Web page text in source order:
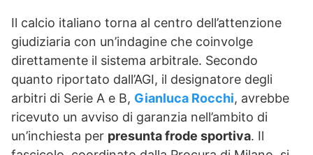
Il calcio italiano torna al centro dell’attenzione
giudiziaria con un’indagine che coinvolge
direttamente il sistema arbitrale. Secondo
quanto riportato dall’AGI, il designatore degli
arbitri di Serie A e B, Gianluca Rocchi, avrebbe
ricevuto un avviso di garanzia nell’ambito di
un’inchiesta per presunta frode sportiva. Il